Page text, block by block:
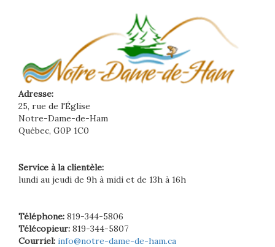
Adresse:
25, rue de l'Église
Notre-Dame-de-Ham
Québec, G0P 1C0
Service à la clientèle:
lundi au jeudi de 9h à midi et de 13h à 16h
Téléphone: 819-344-5806
Télécopieur: 819-344-5807
Courriel: info@notre-dame-de-ham.ca